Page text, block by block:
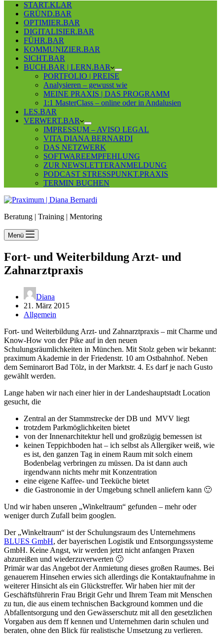
START.KLAR
GRÜND.BAR
OPTIMIER.BAR
DIGITALISIER.BAR
FÜHR.BAR
KOMMUNIZIER.BAR
SICHT.BAR
BUCH.BAR | LERN.BAR
PORTFOLIO | PREISE
Analysieren – gewusst wie
MEINE PRAXIS | DAS PROGRAMM
1:1 MasterClass – online oder in Andalusien
LES.BAR
VERWERT.BAR
IMPRESSUM – AVISO LEGAL
VITA DIANA BERNARDI
DAS NETZWERK
SOFTWAREEMPFEHLUNG
ZUR NEWSLETTERANMELDUNG
PODCAST STRESSPUNKT.PRAXIS
TERMIN BUCHEN
Beratung | Training | Mentoring
Menü
Fort- und Weiterbildung Arzt- und
Zahnarztpraxis
Diana
21. März 2015
Allgemein
Fort- und Weiterbildung Arzt- und Zahnarztpraxis – mit Charme und
Know-How von der Pike auf in den neuen
Schulungsräumlichkeiten in München. Mit Stolz geben wir bekannt:
praximum Akademie in der Friedenstr. 10 am Ostbahnhof. Neben
dem Seminarort Bad Tölz, in der Marktstr. 4. Es darf je nach Gusto
gewählt werden.
Lange haben wir nach einer hier in der Landeshauptstadt Location
gesucht, die
Zentral an der Stammstrecke der DB und MVV liegt
trotzdem Parkmöglichkeiten bietet
von der Innenarchitektur hell und großzügig bemessen ist
keinen Teppichboden hat – ich selbst als Allergiker weiß, wie
es ist, den ganzen Tag in einem Raum mit solch einem
Bodenbelag verbringen zu müssen. Da ist dann auch
irgendwann nichts mehr mit Konzentration
eine eigene Kaffee- und Teeküche bietet
die Gastronomie in der Umgebung schnell anliefern kann 🙂
Und wir haben unseren „Winkeltraum“ gefunden – mehr oder
weniger durch Zufall beim googlen.
Der „Winkeltraum“ ist der Schulungsraum des Unternehmens
BLUES GmbH, der bayerischen Logistik und Entsorgungssysteme
GmbH. Keine Angst, wir werden jetzt nicht anfangen Praxen
abzureißen und wiederzuverwerten 🙂
Primär war das Angebot der Anmietung dieses großen Raumes. Bei
genauerem Hinsehen erwies sich allerdings die Kontaktaufnahme in
weiterer Hinsicht als ein Glückstreffer. Wir haben hier mit der
Geschäftsführerin Frau Brigit Gehr und Ihrem Team mit Menschen
zu tun, die aus einem technischen Background kommen und die
Abfallentsorgung und den Gewässerschutz mit all den gesetzlichen
Vorgaben aus dem ff kennen und Unternehmen darin schulen und
beraten, ohne den Blick für realistische Umsetzung zu verlieren.